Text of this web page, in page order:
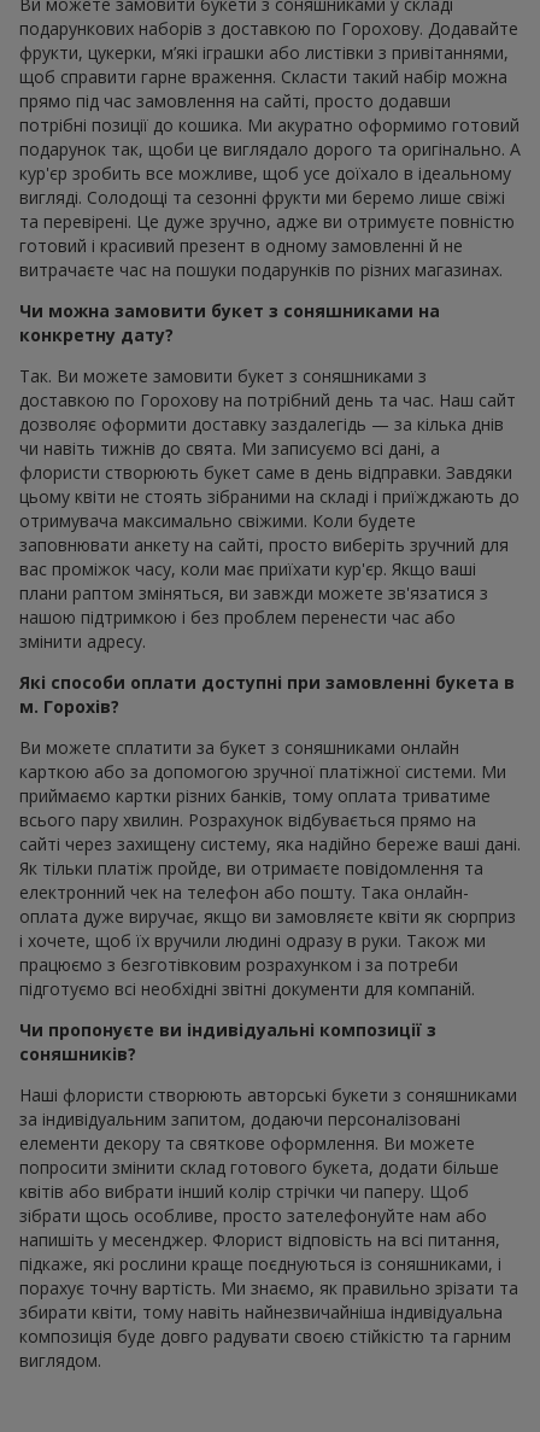
подарункових наборів з доставкою по Горохову. Додавайте
фрукти, цукерки, м’які іграшки або листівки з привітаннями,
щоб справити гарне враження. Скласти такий набір можна
прямо під час замовлення на сайті, просто додавши
потрібні позиції до кошика. Ми акуратно оформимо готовий
подарунок так, щоби це виглядало дорого та оригінально. А
кур'єр зробить все можливе, щоб усе доїхало в ідеальному
вигляді. Солодощі та сезонні фрукти ми беремо лише свіжі
та перевірені. Це дуже зручно, адже ви отримуєте повністю
готовий і красивий презент в одному замовленні й не
витрачаєте час на пошуки подарунків по різних магазинах.
Чи можна замовити букет з соняшниками на
конкретну дату?
Так. Ви можете замовити букет з соняшниками з
доставкою по Горохову на потрібний день та час. Наш сайт
дозволяє оформити доставку заздалегідь — за кілька днів
чи навіть тижнів до свята. Ми записуємо всі дані, а
флористи створюють букет саме в день відправки. Завдяки
цьому квіти не стоять зібраними на складі і приїжджають до
отримувача максимально свіжими. Коли будете
заповнювати анкету на сайті, просто виберіть зручний для
вас проміжок часу, коли має приїхати кур'єр. Якщо ваші
плани раптом зміняться, ви завжди можете зв'язатися з
нашою підтримкою і без проблем перенести час або
змінити адресу.
Які способи оплати доступні при замовленні букета в
м. Горохів?
Ви можете сплатити за букет з соняшниками онлайн
карткою або за допомогою зручної платіжної системи. Ми
приймаємо картки різних банків, тому оплата триватиме
всього пару хвилин. Розрахунок відбувається прямо на
сайті через захищену систему, яка надійно береже ваші дані.
Як тільки платіж пройде, ви отримаєте повідомлення та
електронний чек на телефон або пошту. Така онлайн-
оплата дуже виручає, якщо ви замовляєте квіти як сюрприз
і хочете, щоб їх вручили людині одразу в руки. Також ми
працюємо з безготівковим розрахунком і за потреби
підготуємо всі необхідні звітні документи для компаній.
Чи пропонуєте ви індивідуальні композиції з
соняшників?
Наші флористи створюють авторські букети з соняшниками
за індивідуальним запитом, додаючи персоналізовані
елементи декору та святкове оформлення. Ви можете
попросити змінити склад готового букета, додати більше
квітів або вибрати інший колір стрічки чи паперу. Щоб
зібрати щось особливе, просто зателефонуйте нам або
напишіть у месенджер. Флорист відповість на всі питання,
підкаже, які рослини краще поєднуються із соняшниками, і
порахує точну вартість. Ми знаємо, як правильно зрізати та
збирати квіти, тому навіть найнезвичайніша індивідуальна
композиція буде довго радувати своєю стійкістю та гарним
виглядом.